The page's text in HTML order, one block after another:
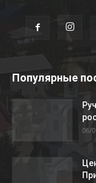
Популярные
06/